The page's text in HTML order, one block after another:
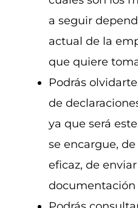
a seguir
actual de la
que quiere
Podrás
de
ya que será
se encargue,
eficaz, de
documentación